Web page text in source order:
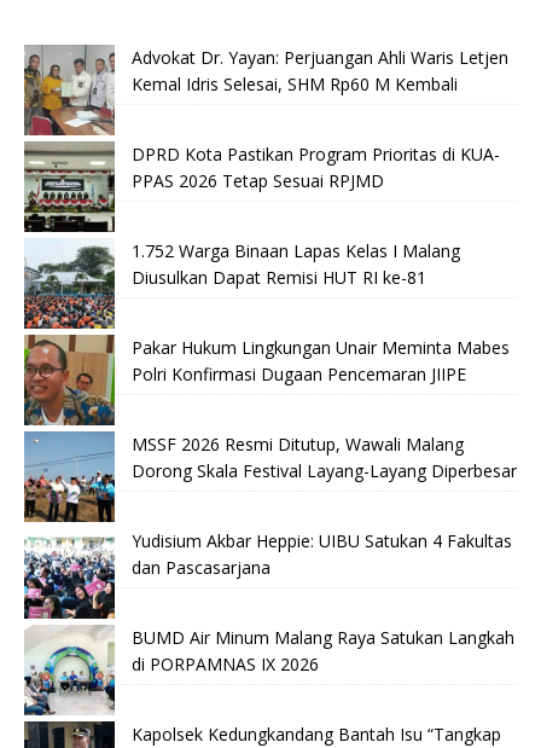
Advokat Dr. Yayan: Perjuangan Ahli Waris Letjen
Kemal Idris Selesai, SHM Rp60 M Kembali
DPRD Kota Pastikan Program Prioritas di KUA-
PPAS 2026 Tetap Sesuai RPJMD
1.752 Warga Binaan Lapas Kelas I Malang
Diusulkan Dapat Remisi HUT RI ke-81
Pakar Hukum Lingkungan Unair Meminta Mabes
Polri Konfirmasi Dugaan Pencemaran JIIPE
MSSF 2026 Resmi Ditutup, Wawali Malang
Dorong Skala Festival Layang-Layang Diperbesar
Yudisium Akbar Heppie: UIBU Satukan 4 Fakultas
dan Pascasarjana
BUMD Air Minum Malang Raya Satukan Langkah
di PORPAMNAS IX 2026
Kapolsek Kedungkandang Bantah Isu “Tangkap